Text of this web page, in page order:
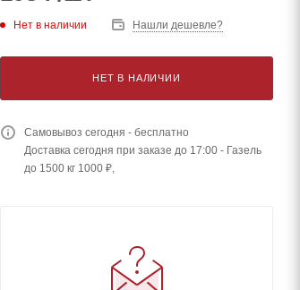
Нет в наличии Нашли дешевле?
НЕТ В НАЛИЧИИ
Самовывоз сегодня - бесплатно
Доставка сегодня при заказе до 17:00 - Газель
до 1500 кг 1000 ₽,